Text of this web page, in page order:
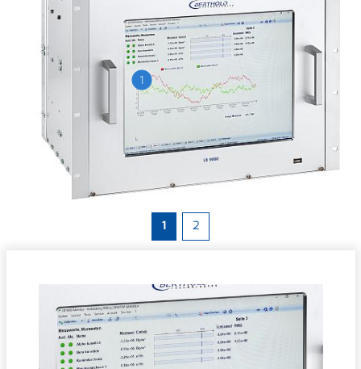
1
1 2